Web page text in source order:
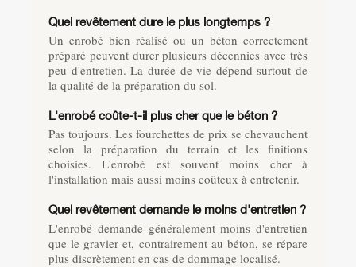
Quel revêtement dure le plus longtemps ?
Un enrobé bien réalisé ou un béton correctement
préparé peuvent durer plusieurs décennies avec très
peu d'entretien. La durée de vie dépend surtout de
la qualité de la préparation du sol.
L'enrobé coûte-t-il plus cher que le béton ?
Pas toujours. Les fourchettes de prix se chevauchent
selon la préparation du terrain et les finitions
choisies. L'enrobé est souvent moins cher à
l'installation mais aussi moins coûteux à entretenir.
Quel revêtement demande le moins d'entretien ?
L'enrobé demande généralement moins d'entretien
que le gravier et, contrairement au béton, se répare
plus discrètement en cas de dommage localisé.